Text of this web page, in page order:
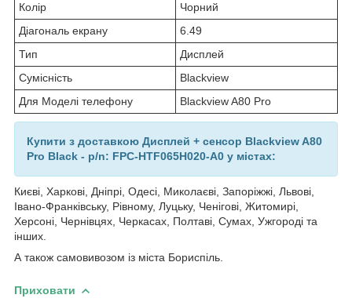
Колір
Чорний
Діагональ екрану
6.49
Тип
Дисплей
Сумісність
Blackview
Для Моделі телефону
Blackview A80 Pro
Купити з доставкою Дисплей + сенсор Blackview A80
Pro Black - p/n: FPC-HTF065H020-A0 у містах:
Києві, Харкові, Дніпрі, Одесі, Миколаєві, Запоріжжі, Львові,
Івано-Франківську, Рівному, Луцьку, Ченігові, Житомирі,
Херсоні, Чернівцях, Черкасах, Полтаві, Сумах, Ужгороді та
інших.
А також самовивозом із міста Бориспіль.
Приховати